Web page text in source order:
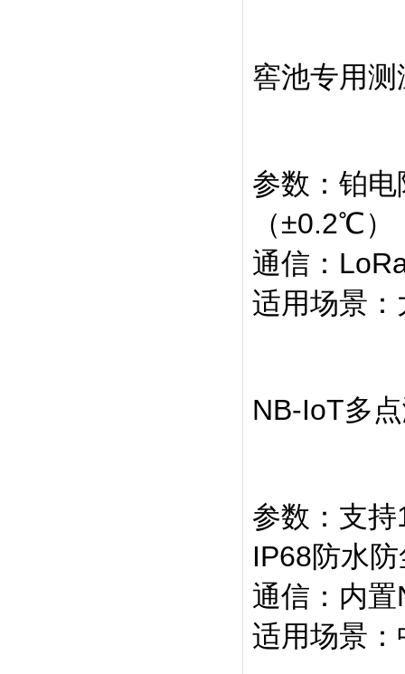
窖池专用测
参数‌：铂
（±0.2℃
通信‌：
适用场景‌
NB-IoT多
参数‌：支
IP68防水
通信‌：内
适用场景‌